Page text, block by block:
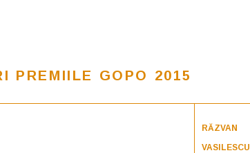
PREMIILE GOPO 2015
RĂZVAN
VASILESCU